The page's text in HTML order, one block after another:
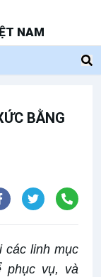
NAM
BẰNG
các linh mục
phục vụ, và